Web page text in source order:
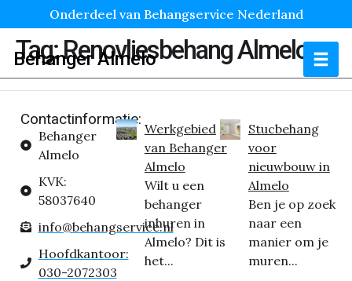
Onderdeel van Behangservice Nederland
Behanger Almelo
Tag:Renovliesbehang Almelo
Contactinformatie:
Behanger
Almelo
KVK:
58037640
info@behangservice.nl
Hoofdkantoor:
030-2072303
Werkgebied
van Behanger
Almelo
Wilt u een
behanger
inhuren in
Almelo? Dit is
het...
Stucbehang
voor
nieuwbouw in
Almelo
Ben je op zoek
naar een
manier om je
muren...